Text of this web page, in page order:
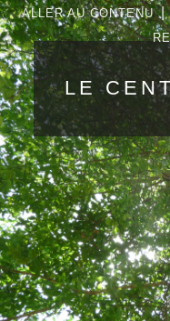
ALLER AU CONTENU |
LE